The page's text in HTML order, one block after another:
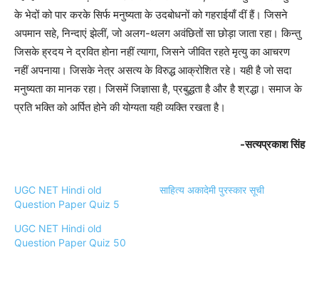
के भेदों को पार करके सिर्फ मनुष्यता के उदबोधनों को गहराईयाँ दीं हैं। जिसने
अपमान सहे, निन्दाएं झेलीं, जो अलग-थलग अवंछितों सा छोड़ा जाता रहा। किन्तु
जिसके ह्रदय ने द्रवित होना नहीं त्यागा, जिसने जीवित रहते मृत्यु का आचरण
नहीं अपनाया। जिसके नेत्र असत्य के विरुद्ध आक्रोशित रहे। यही है जो सदा
मनुष्यता का मानक रहा। जिसमें जिज्ञासा है, प्रबुद्धता है और है श्रद्धा। समाज के
प्रति भक्ति को अर्पित होने की योग्यता यही व्यक्ति रखता है।
-सत्यप्रकाश सिंह
UGC NET Hindi old
Question Paper Quiz 5
साहित्य अकादेमी पुरस्कार सूची
UGC NET Hindi old
Question Paper Quiz 50